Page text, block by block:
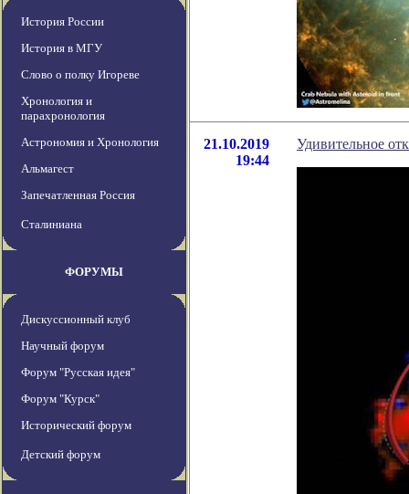
История России
История в МГУ
Слово о полку Игореве
Хронология и
парахронология
Астрономия и Хронология
Альмагест
Запечатленная Россия
Сталиниана
ФОРУМЫ
Дискуссионный клуб
Научный форум
Форум "Русская идея"
Форум "Курск"
Исторический форум
Детский форум
21.10.2019
19:44
Удивительное